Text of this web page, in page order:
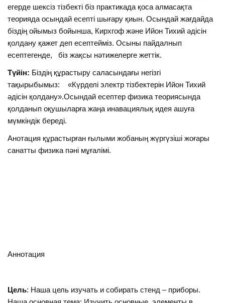
егерде шексіз тізбекті біз практикада қоса алмасақта
теорияда осындай есепті шығару қиын. Осындай жағдайда
біздің ойымыз бойынша, Кирхгоф және Ийон Тихий әдісін
қолдану қажет деп есептейміз. Осыны пайдалнып
есептегенде, біз жақсы нәтижелерге жеттік.
Түйін: Біздің құрастыру саласындағы негізгі
тақырыбымыз: «Күрделі электр тізбектерін Ийон Тихий
әдісін қолдану».Осындай есептер физика теориясында
қолданып оқушыларға жаңа инавациялық идея ашуға
мүмкіндік береді.
Анотация құрастырған ғылыми жобаның жүргүзіші жоғары
санатты физика пәні мұғалімі.
Аннотация
Цель: Наша цель изучать и собирать стенд – приборы.